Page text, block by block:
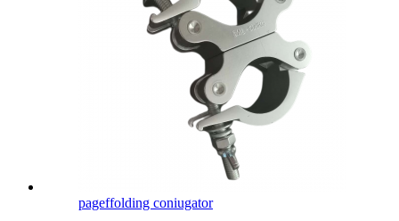
pageffolding coniugator